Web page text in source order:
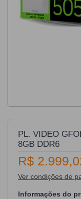
PL. VIDEO
8GB DDR6
R$
Ver condições de
Informações do